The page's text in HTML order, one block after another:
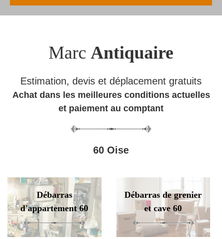
Marc Antiquaire
Estimation, devis et déplacement gratuits
Achat dans les meilleures conditions actuelles
et paiement au comptant
60 Oise
Débarras
d'appartement 60
Débarras de grenier
et cave 60